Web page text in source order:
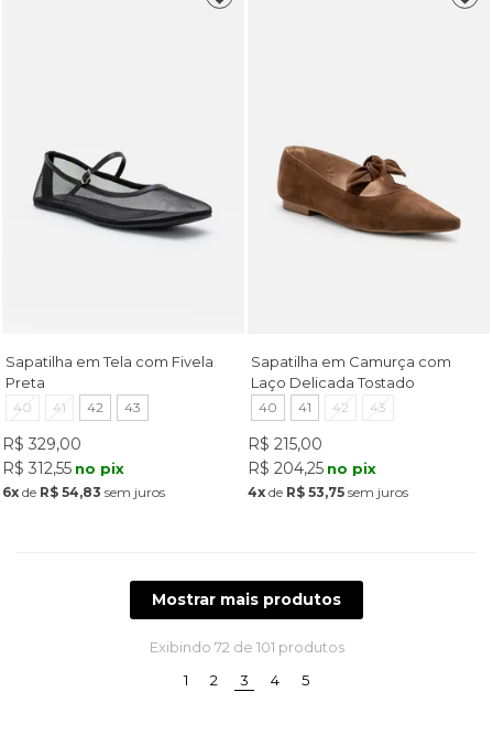
Sapatilha em Tela com Fivela
Preta
40 41 42 43
R$ 329,00
R$ 312,55 no pix
6xde R$ 54,83 sem juros
Sapatilha em Camurça com
Laço Delicada Tostado
40 41 42 43
R$ 215,00
R$ 204,25 no pix
4x de R$ 53,75 sem juros
Mostrar mais produtos
Exibindo 72 de 101 produtos
1
2 3 (current)
4 5